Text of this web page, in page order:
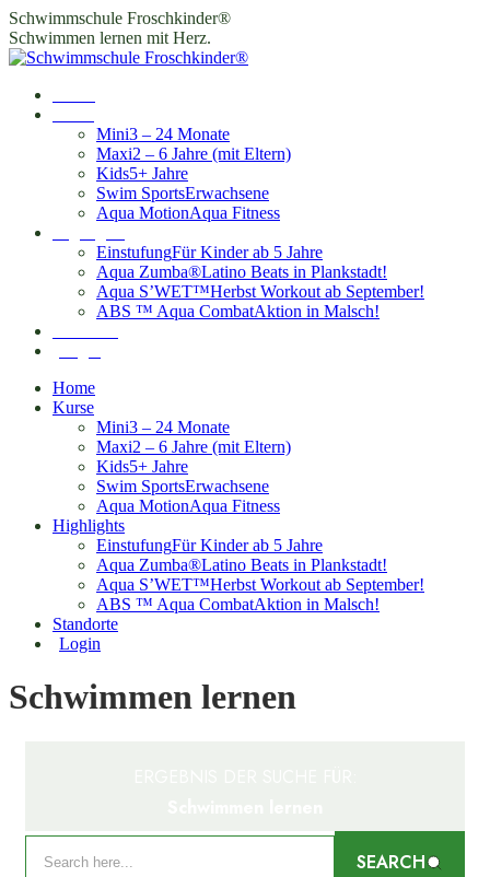
Zum
Inhalt
springen
Schwimmschule Froschkinder®
Schwimmen lernen mit Herz.
Mini3 – 24 Monate
Maxi2 – 6 Jahre (mit Eltern)
Kids5+ Jahre
Swim SportsErwachsene
Aqua MotionAqua Fitness
EinstufungFür Kinder ab 5 Jahre
Aqua Zumba®Latino Beats in Plankstadt!
Aqua S’WET™Herbst Workout ab September!
ABS ™ Aqua CombatAktion in Malsch!
Home
Kurse
Mini3 – 24 Monate
Maxi2 – 6 Jahre (mit Eltern)
Kids5+ Jahre
Swim SportsErwachsene
Aqua MotionAqua Fitness
Highlights
EinstufungFür Kinder ab 5 Jahre
Aqua Zumba®Latino Beats in Plankstadt!
Aqua S’WET™Herbst Workout ab September!
ABS ™ Aqua CombatAktion in Malsch!
Standorte
Login
Schwimmen lernen
SEARCH